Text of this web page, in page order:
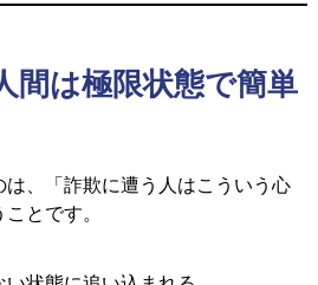
間は極限状態で簡単
は、「詐欺に遭う人はこういう心
とです。